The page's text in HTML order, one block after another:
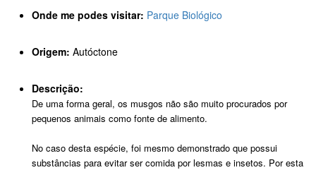
Onde me podes visitar: Parque Biológico
Origem: Autóctone
Descrição:
De uma forma geral, os musgos não são muito procurados por
pequenos animais como fonte de alimento.
No caso desta espécie, foi mesmo demonstrado que possui
substâncias para evitar ser comida por lesmas e insetos. Por esta